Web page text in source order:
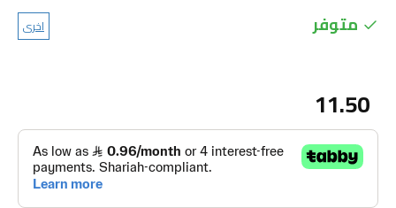
متوفر اخرى
11.50